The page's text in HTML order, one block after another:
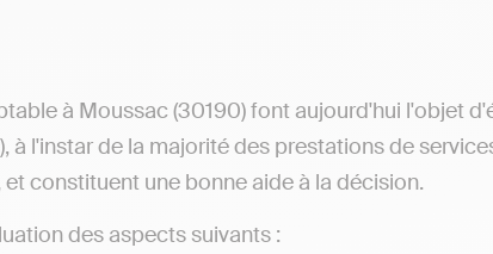
à Moussac (30190) font aujourd'hui l'objet
à l'instar de la majorité des prestations de
constituent une bonne aide à la décision.
des aspects suivants :